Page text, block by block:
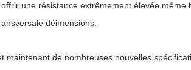
une résistance extrêmement élevée même
déimensions.
maintenant de nombreuses nouvelles